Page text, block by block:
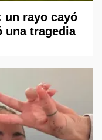
un rayo cayó
una tragedia